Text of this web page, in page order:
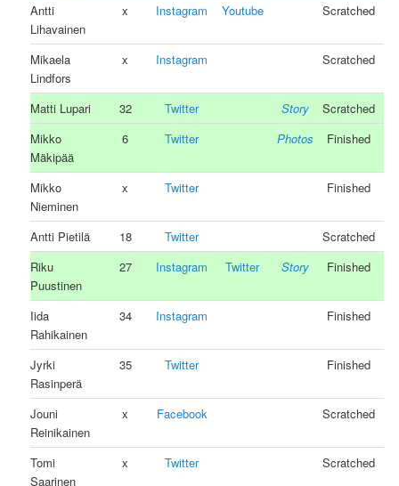
Antti
Lihavainen
x Instagram Youtube Scratched
Mikaela
Lindfors
x Instagram Scratched
Matti Lupari 32 Twitter Story
Scratched
Mikko
Mäkipää
6 Twitter Photos Finished
Mikko
Nieminen
x Twitter Finished
Antti Pietilä 18 Twitter
Scratched
Riku
Puustinen
27 Instagram Twitter Story Finished
Iida
Rahikainen
34 Instagram Finished
Jyrki
Rasinperä
35 Twitter Finished
Jouni
Reinikainen
x Facebook Scratched
Tomi
Saarinen
x Twitter Scratched